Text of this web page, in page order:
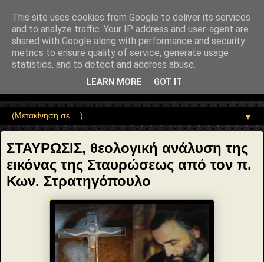
"potentialAction": { "@type": "ReadAction", "target":
"https://www.sophia-ntrekou.gr/2016/04/H-stayrwsis.html" } }
Αέναη επΑνάσταση
• Επιστήμη • Ψυχολογία • Λογοτεχνία • Τέχνες • Θεολογία •
Φιλοσοφία • Στοχασμοί... για τη μνήμη, τον άνθρωπο και το
▼
ΣΤΑΥΡΩΣΙΣ, θεολογική ανάλυση της
εικόνας της Σταυρώσεως από τον π.
Κων. Στρατηγόπουλο
This site uses cookies from Google to deliver its services
and to analyze traffic. Your IP address and user-agent are
shared with Google along with performance and security
metrics to ensure quality of service, generate usage
statistics, and to detect and address abuse.
LEARN MORE GOT IT